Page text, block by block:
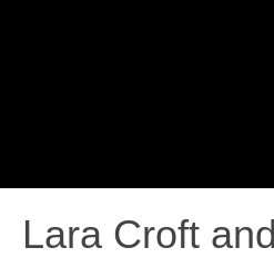
Lara Croft